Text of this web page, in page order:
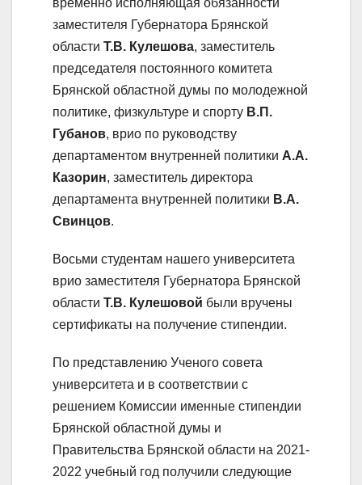
временно исполняющая обязанности
заместителя Губернатора Брянской
области Т.В. Кулешова, заместитель
председателя постоянного комитета
Брянской областной думы по молодежной
политике, физкультуре и спорту В.П.
Губанов, врио по руководству
департаментом внутренней политики А.А.
Казорин, заместитель директора
департамента внутренней политики В.А.
Свинцов.
Восьми студентам нашего университета
врио заместителя Губернатора Брянской
области Т.В. Кулешовой были вручены
сертификаты на получение стипендии.
По представлению Ученого совета
университета и в соответствии с
решением Комиссии именные стипендии
Брянской областной думы и
Правительства Брянской области на 2021-
2022 учебный год получили следующие